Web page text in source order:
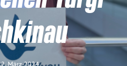
März 2024